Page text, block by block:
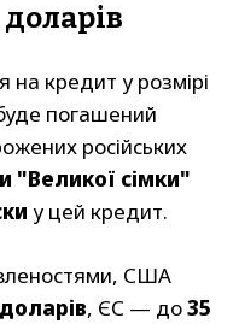
на кредит у розмірі
погашений
російських
"Великої сімки"
у цей кредит.
США
, ЄС — до35